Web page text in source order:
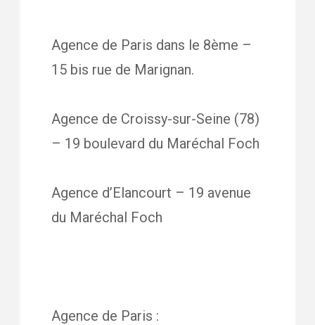
Agence de Paris dans le 8ème –
15 bis rue de Marignan.
Agence de Croissy-sur-Seine (78)
– 19 boulevard du Maréchal Foch
Agence d’Elancourt – 19 avenue
du Maréchal Foch
Agence de Paris :